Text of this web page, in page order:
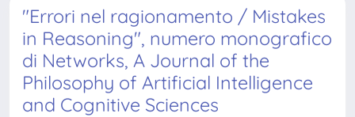
"Errori nel ragionamento / Mistakes
in Reasoning", numero monografico
di Networks, A Journal of the
Philosophy of Artificial Intelligence
and Cognitive Sciences